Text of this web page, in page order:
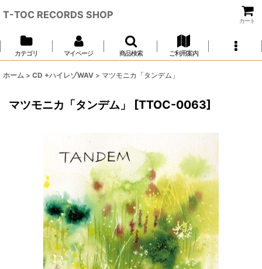
T-TOC RECORDS SHOP
カート
カテゴリ マイページ 商品検索 ご利用案内
ホーム > CD +ハイレゾWAV > マツモニカ「タンデム」
マツモニカ「タンデム」 [TTOC-0063]